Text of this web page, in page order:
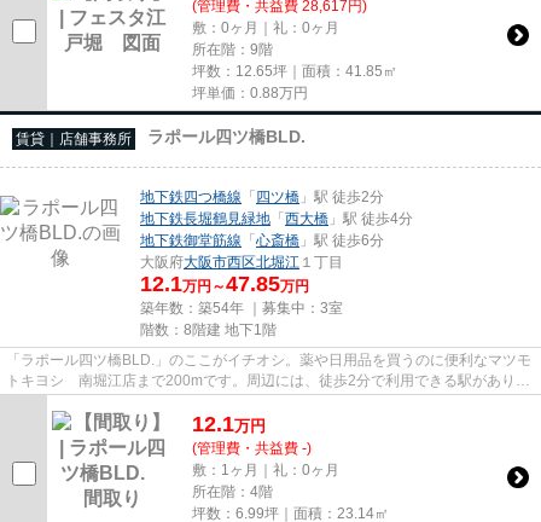
(管理費・共益費 28,617円)
敷：0ヶ月｜礼：0ヶ月
所在階：9階
坪数：12.65坪｜面積：41.85㎡
坪単価： 0.88万円
賃貸｜店舗事務所 ラポール四ツ橋BLD.
地下鉄四つ橋線 「四ツ橋 」駅 徒歩2分
地下鉄長堀鶴見緑地 「西大橋 」駅 徒歩4分
地下鉄御堂筋線 「心斎橋 」駅 徒歩6分
大阪府大阪市西区北堀江 １丁目
12.1万円～47.85万円
築年数：築54年 ｜募集中： 3室
階数：8階建 地下1階
「ラポール四ツ橋BLD.」のここがイチオシ。薬や日用品を買うのに便利なマツモ
トキヨシ 南堀江店まで200mです。周辺には、徒歩2分で利用できる駅がありま
す。駐車場までの距離は300mで...
12.1万円
(管理費・共益費 -)
敷：1ヶ月｜礼：0ヶ月
所在階：4階
坪数：6.99坪｜面積：23.14㎡